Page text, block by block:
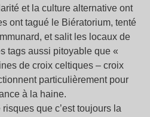
et la culture alternative ont
ont tagué le Biératorium, tenté
et salit les locaux de
tags aussi pitoyable que «
de croix celtiques – croix
particulièrement pour
à la haine.
que c’est toujours la